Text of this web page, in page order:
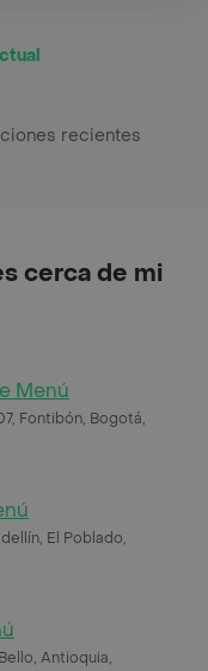
recientes
cerca de mi
Menú
Fontibón, Bogotá,
El Poblado,
Antioquia,